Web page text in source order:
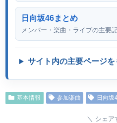
日向坂46まとめ
メンバー・楽曲・ライブの主要
サイト内の主要ページを
基本情報 参加楽曲 日向坂
シェア